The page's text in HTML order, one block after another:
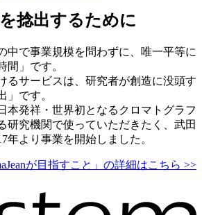
捻出するために
中で事業規模を問わずに、唯一平等に
間」です。
るサービスは、研究者が創造に没頭す
」です。
本発祥・世界初となるクロマトグラフ
研究機関で使っていただきたく、武田
年より事業を開始しました。
が目指すこと」の詳細はこちら >>